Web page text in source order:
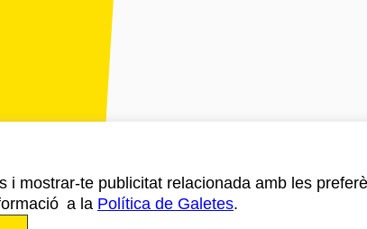
mostrar-te publicitat relacionada amb les
a la Política de Galetes.